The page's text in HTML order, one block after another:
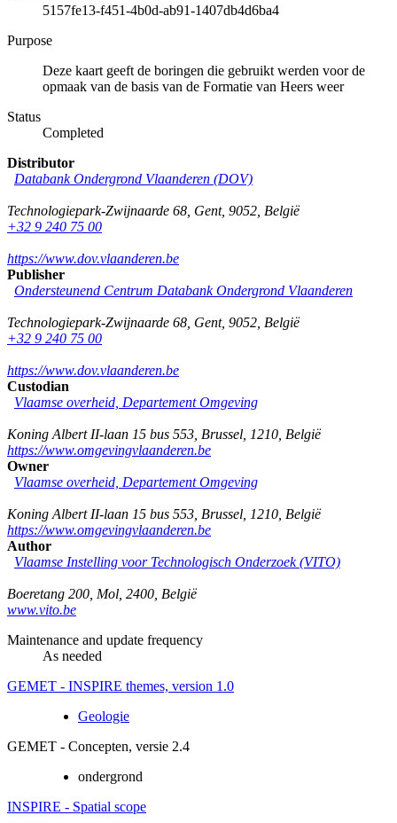
5157fe13-f451-4b0d-ab91-1407db4d6ba4
Purpose
Deze kaart geeft de boringen die gebruikt werden voor de
opmaak van de basis van de Formatie van Heers weer
Status
Completed
Distributor
Databank Ondergrond Vlaanderen (DOV)
Technologiepark-Zwijnaarde 68 Gent, 9052 België
+32 9 240 75 00
https://www.dov.vlaanderen.be
Publisher
Ondersteunend Centrum Databank Ondergrond Vlaanderen
Technologiepark-Zwijnaarde 68 Gent, 9052 België
+32 9 240 75 00
https://www.dov.vlaanderen.be
Custodian
Vlaamse overheid, Departement Omgeving
Koning Albert II-laan 15 bus 553 Brussel 1210 België
https://www.omgevingvlaanderen.be
Owner
Vlaamse overheid, Departement Omgeving
Koning Albert II-laan 15 bus 553 Brussel 1210 België
https://www.omgevingvlaanderen.be
Author
Vlaamse Instelling voor Technologisch Onderzoek (VITO)
Boeretang 200 Mol 2400 België
www.vito.be
Maintenance and update frequency
As needed
GEMET - INSPIRE themes, version 1.0
Geologie
GEMET - Concepten, versie 2.4
ondergrond
INSPIRE - Spatial scope